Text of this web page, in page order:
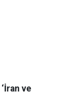
‘İran ve